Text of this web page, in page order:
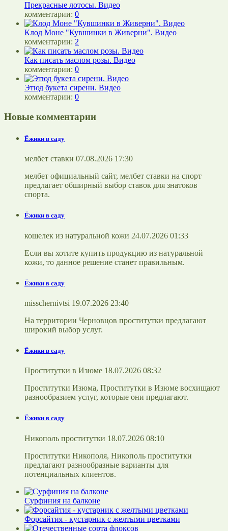
Прекрасные лотосы. Видео
комментарии: 0
Клод Моне "Кувшинки в Живерни". Видео
комментарии: 2
Как писать маслом розы. Видео
комментарии: 0
Этюд букета сирени. Видео
комментарии: 0
Новые комментарии
Ёжики в саду
мелбет ставки 07.08.2026 17:30
мелбет официальный сайт, мелбет ставки на спорт
предлагает обширный выбор ставок для знатоков
спорта.
Ёжики в саду
кошелек из натуральной кожи 24.07.2026 01:33
Если вы хотите купить продукцию из натуральной
кожи, то данное решение станет правильным.
Ёжики в саду
misschernivtsi 19.07.2026 23:40
На территории Черновцов проститутки предлагают
широкий выбор услуг.
Ёжики в саду
Проститутки в Изюме 18.07.2026 08:32
Проститутки Изюма, Проститутки в Изюме восхищают
разнообразием услуг, которые они предлагают.
Ёжики в саду
Никополь проститутки 18.07.2026 08:10
Проститутки Никополя, Никополь проститутки
предлагают разнообразные варианты для
потенциальных клиентов.
Сурфиния на балконе
Форсайтия - кустарник с желтыми цветками